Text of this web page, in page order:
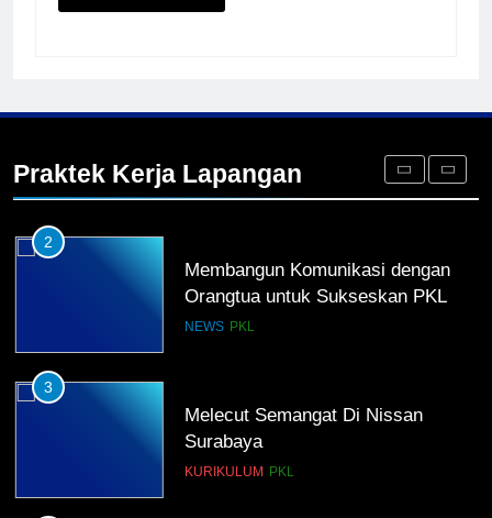
Praktek Kerja Lapangan
2000
Penempatan PKL TKRO Tahap I di
NEWS PKL
2
Membangun Komunikasi dengan
Orangtua untuk Sukseskan PKL
Kompetensi Keahlian TKRO
NEWS PKL
3
Melecut Semangat Di Nissan
Surabaya
KURIKULUM PKL